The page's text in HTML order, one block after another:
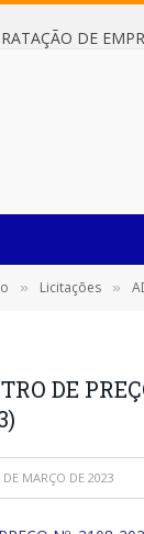
» Licitações »
DE
DE MARÇO DE 2023